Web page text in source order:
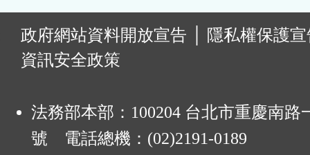
政府網站資料開放宣告
隱私權保護
資訊安全政策
法務部本部：100204 台北市重慶南路
號 電話總機：(02)2191-0189